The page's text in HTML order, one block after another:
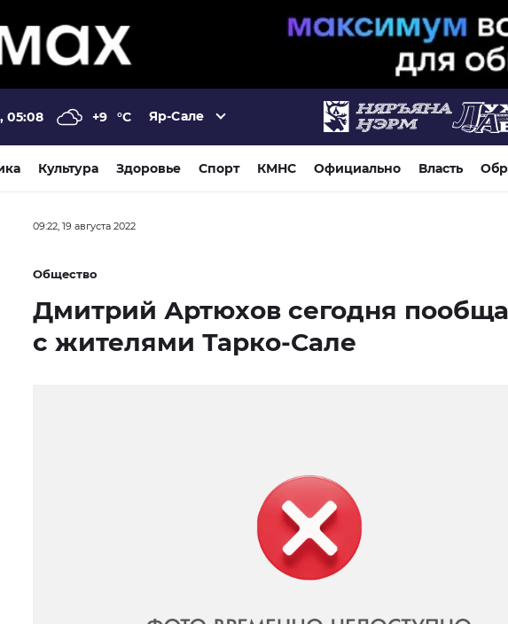
05:08 +9 °C Яр-Сале
Культура Здоровье Спорт КМНС Официально Власть
09:22, 19 августа 2022
Общество
Дмитрий Артюхов сегодня
с жителями Тарко-Сале